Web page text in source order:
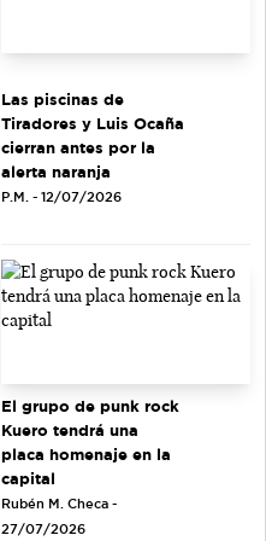
Las piscinas de
Tiradores y Luis Ocaña
cierran antes por la
alerta naranja
P.M. - 12/07/2026
El grupo de punk rock
Kuero tendrá una
placa homenaje en la
capital
Rubén M. Checa -
27/07/2026